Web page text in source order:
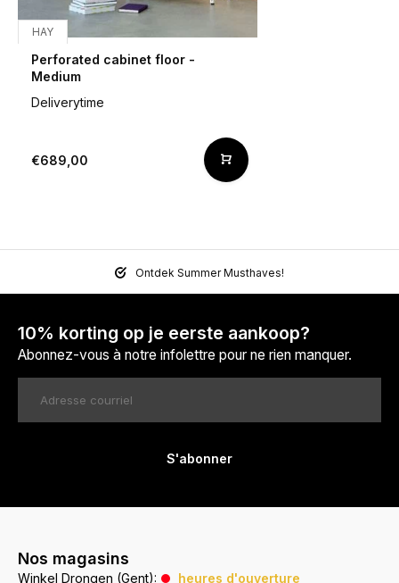
HAY
Perforated cabinet floor -
Medium
Deliverytime
€689,00
Ontdek Summer Musthaves!
10% korting op je eerste aankoop?
Abonnez-vous à notre infolettre pour ne rien manquer.
S'abonner
Nos magasins
Winkel Drongen (Gent):
heures d'ouverture